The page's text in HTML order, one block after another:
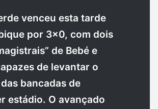
venceu esta tarde
por 3×0, com dois
de Bebé e
de levantar o
bancadas de
estádio. O avançado